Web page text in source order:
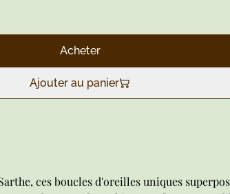
Acheter
Ajouter au panier
ces boucles d'oreilles uniques